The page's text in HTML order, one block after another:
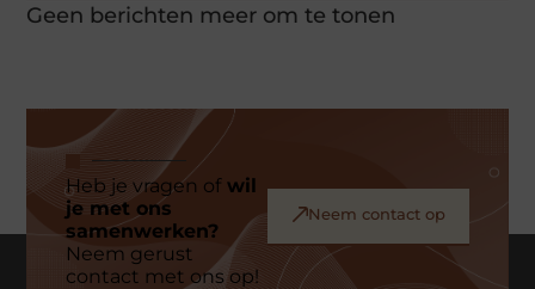
Geen berichten meer om te tonen
Heb je vragen ofwil
je met ons
samenwerken?
Neem gerust
contact met ons op!
Neem contact op